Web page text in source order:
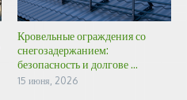
Кровельные ограждения со
снегозадержанием:
безопасность и долгове ...
15 июня, 2026